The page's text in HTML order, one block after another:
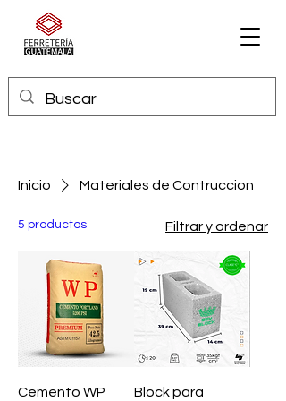
Inicio Materiales de Contruccion
5 productos Filtrar y ordenar
Cemento WP Block para